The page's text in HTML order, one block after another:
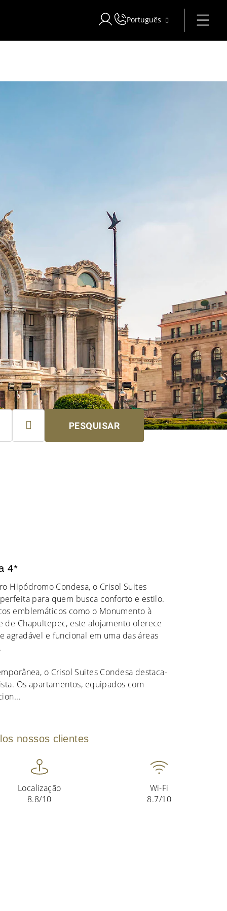
Iniciar sessão no Star Traveler ou
Português
 PESQUISAR
4*
Hipódromo Condesa, o Crisol Suites
para quem busca conforto e estilo.
emblemáticos como o Monumento à
de Chapultepec, este alojamento oferece
agradável e funcional em uma das áreas
o Crisol Suites Condesa destaca-
Os apartamentos, equipados com
...
nossos clientes
Localização
8.8/10
Wi-Fi
8.7/10